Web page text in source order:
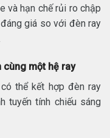
và hạn chế rủi ro chập
giá so với đèn ray
cùng một hệ ray
thể kết hợp đèn ray
tuyến tính chiếu sáng